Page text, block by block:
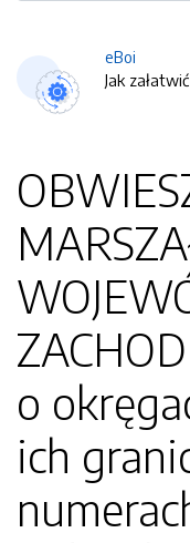
eBoi
Jak
o
ich